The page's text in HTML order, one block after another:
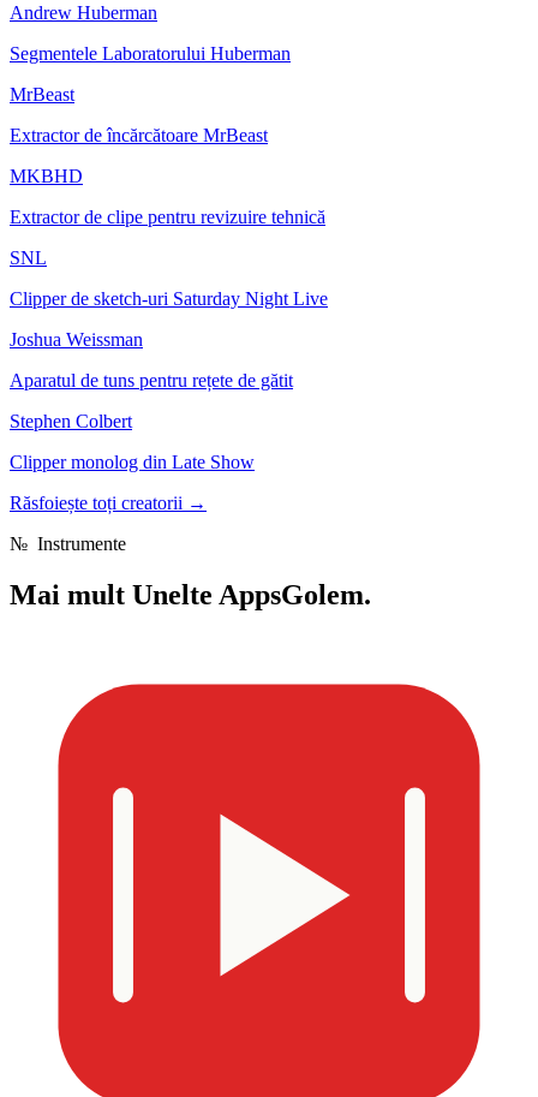
Andrew Huberman
Segmentele Laboratorului Huberman
MrBeast
Extractor de încărcătoare MrBeast
MKBHD
Extractor de clipe pentru revizuire tehnică
SNL
Clipper de sketch-uri Saturday Night Live
Joshua Weissman
Aparatul de tuns pentru rețete de gătit
Stephen Colbert
Clipper monolog din Late Show
Răsfoiește toți creatorii →
№ Instrumente
Mai mult Unelte AppsGolem.